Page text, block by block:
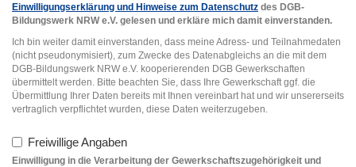
Einwilligungserklärung und Hinweise zum Datenschutz des DGB-
Bildungswerk NRW e.V. gelesen und erkläre mich damit einverstanden.
Ich bin weiter damit einverstanden, dass meine Adress- und Teilnahmedaten
(nicht pseudonymisiert), zum Zwecke des Datenabgleichs an die mit dem
DGB-Bildungswerk NRW e.V. kooperierenden DGB Gewerkschaften
übermittelt werden. Bitte beachten Sie, dass Ihre Gewerkschaft ggf. die
Übermittlung Ihrer Daten bereits mit Ihnen vereinbart hat und wir unsererseits
vertraglich verpflichtet wurden, diese Daten weiterzugeben.
Freiwillige Angaben
Einwilligung in die Verarbeitung der Gewerkschaftszugehörigkeit und